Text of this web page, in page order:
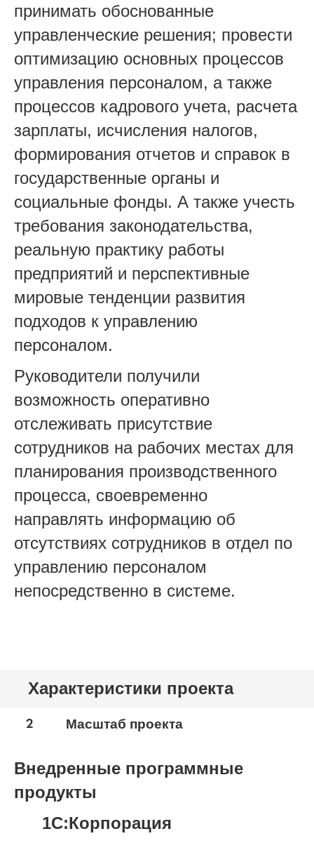
принимать обоснованные
управленческие решения; провести
оптимизацию основных процессов
управления персоналом, а также
процессов кадрового учета, расчета
зарплаты, исчисления налогов,
формирования отчетов и справок в
государственные органы и
социальные фонды. А также учесть
требования законодательства,
реальную практику работы
предприятий и перспективные
мировые тенденции развития
подходов к управлению
персоналом.
Руководители получили
возможность оперативно
отслеживать присутствие
сотрудников на рабочих местах для
планирования производственного
процесса, своевременно
направлять информацию об
отсутствиях сотрудников в отдел по
управлению персоналом
непосредственно в системе.
Характеристики проекта
2 Масштаб проекта
Внедренные программные
продукты
1С:Корпорация